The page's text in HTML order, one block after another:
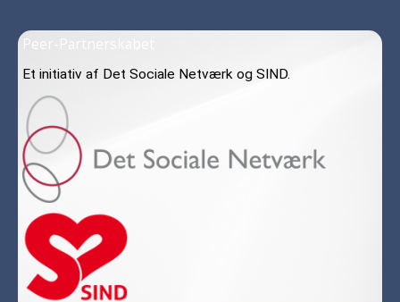
Peer-Partnerskabet
Et initiativ af Det Sociale Netværk og SIND.